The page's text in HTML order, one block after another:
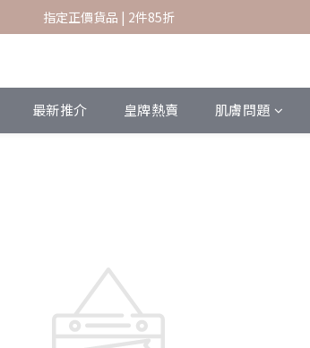
指定正價貨品 | 2件85折
指定正價貨品 | 2件85折
員結帳時輸入優惠碼 SKBF07 可享首購賞
指定正價貨品 | 2件85折
最新推介 皇牌熱賣 肌膚問題